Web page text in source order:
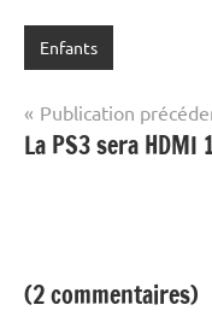
Enfants
Navigation
de
Publication
La PS3 sera HDMI
(2 commentaires)